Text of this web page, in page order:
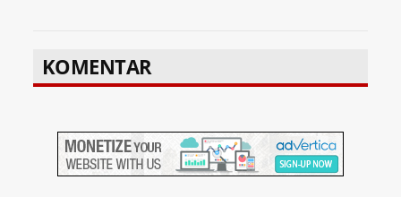
KOMENTAR